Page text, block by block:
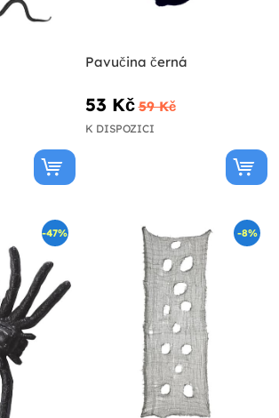
Pavučina černá
53 Kč 59 Kč
K DISPOZICI
-47% -8%